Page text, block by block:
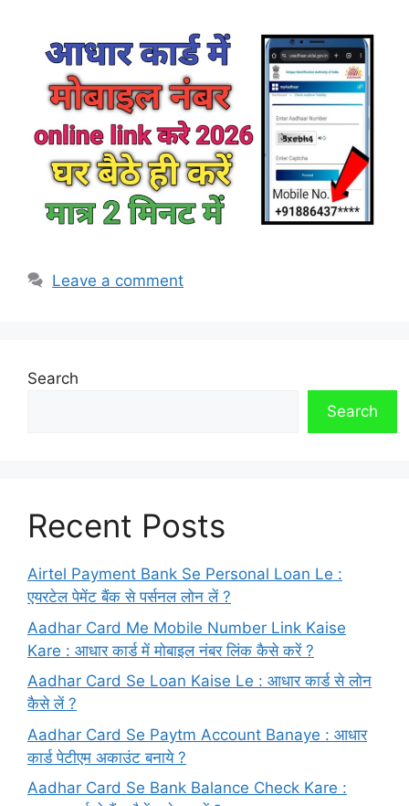
Leave a comment
Search
Search
Recent Posts
Airtel Payment Bank Se Personal Loan Le :
एयरटेल पेमेंट बैंक से पर्सनल लोन लें ?
Aadhar Card Me Mobile Number Link Kaise
Kare : आधार कार्ड में मोबाइल नंबर लिंक कैसे करें ?
Aadhar Card Se Loan Kaise Le : आधार कार्ड से लोन
कैसे लें ?
Aadhar Card Se Paytm Account Banaye : आधार
कार्ड पेटीएम अकाउंट बनाये ?
Aadhar Card Se Bank Balance Check Kare :